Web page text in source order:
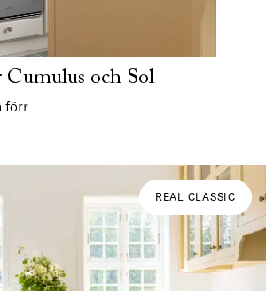
Cumulus och Sol
förr
REAL CLASSIC